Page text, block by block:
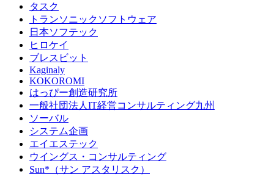
タスク
トランソニックソフトウェア
日本ソフテック
ヒロケイ
ブレスビット
Kaginaly
KOKOROMI
はっぴー創造研究所
一般社団法人IT経営コンサルティング九州
ソーバル
システム企画
エイエステック
ウイングス・コンサルティング
Sun*（サン アスタリスク）